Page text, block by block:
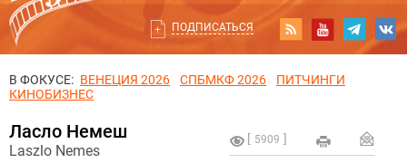
ПОДПИСАТЬСЯ
В ФОКУСЕ: ВЕНЕЦИЯ 2026 СПБМКФ 2026
ПИТЧИНГИ
КИНОБИЗНЕС
5909
Ласло Немеш
Laszlo Nemes